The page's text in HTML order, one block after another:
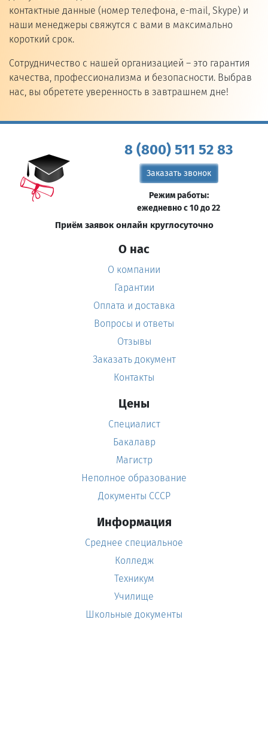
контактные данные (номер телефона, e-mail, Skype) и
наши менеджеры свяжутся с вами в максимально
короткий срок.
Сотрудничество с нашей организацией – это гарантия
качества, профессионализма и безопасности. Выбрав
нас, вы обретете уверенность в завтрашнем дне!
8 (800) 511 52 83
Заказать звонок
Режим работы:
ежедневно с 10 до 22
Приём заявок онлайн круглосуточно
О нас
О компании
Гарантии
Оплата и доставка
Вопросы и ответы
Отзывы
Заказать документ
Контакты
Цены
Специалист
Бакалавр
Магистр
Неполное образование
Документы СССР
Информация
Среднее специальное
Колледж
Техникум
Училище
Школьные документы